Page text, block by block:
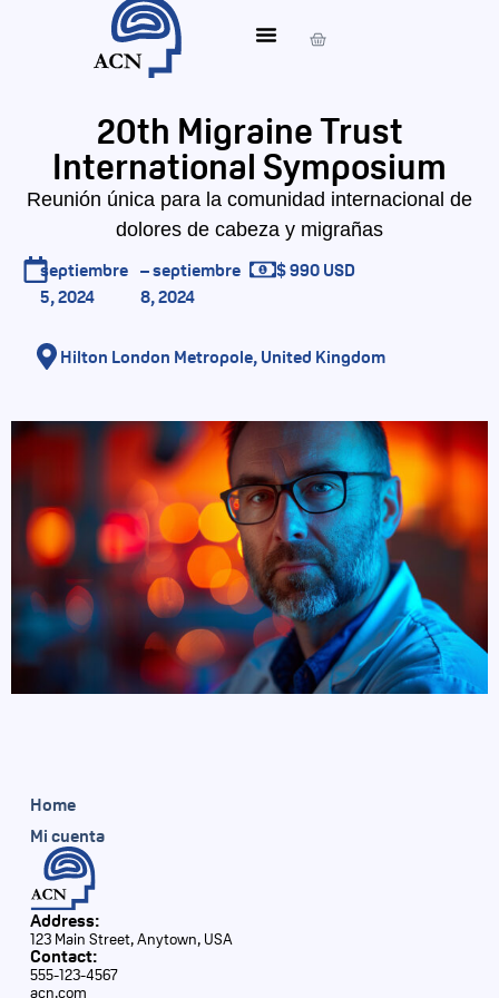
20th Migraine Trust
International Symposium
Reunión única para la comunidad internacional de
dolores de cabeza y migrañas
septiembre
5, 2024
– septiembre
8, 2024
$ 990 USD
Hilton London Metropole, United Kingdom
Address:
123 Main Street, Anytown, USA
Contact:
555-123-4567
acn.com
Home
Mi cuenta